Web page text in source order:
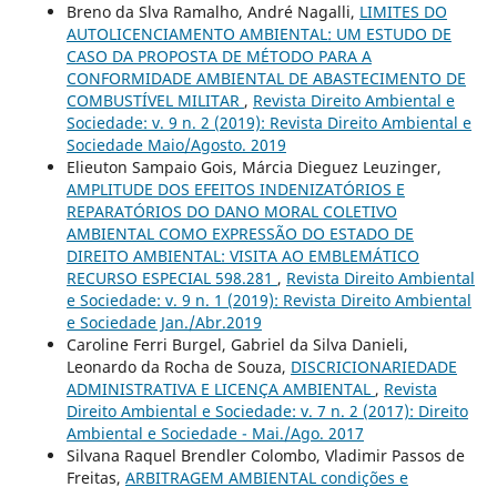
Breno da Slva Ramalho, André Nagalli, LIMITES DO
AUTOLICENCIAMENTO AMBIENTAL: UM ESTUDO DE
CASO DA PROPOSTA DE MÉTODO PARA A
CONFORMIDADE AMBIENTAL DE ABASTECIMENTO DE
COMBUSTÍVEL MILITAR , Revista Direito Ambiental e
Sociedade: v. 9 n. 2 (2019): Revista Direito Ambiental e
Sociedade Maio/Agosto. 2019
Elieuton Sampaio Gois, Márcia Dieguez Leuzinger,
AMPLITUDE DOS EFEITOS INDENIZATÓRIOS E
REPARATÓRIOS DO DANO MORAL COLETIVO
AMBIENTAL COMO EXPRESSÃO DO ESTADO DE
DIREITO AMBIENTAL: VISITA AO EMBLEMÁTICO
RECURSO ESPECIAL 598.281 , Revista Direito Ambiental
e Sociedade: v. 9 n. 1 (2019): Revista Direito Ambiental
e Sociedade Jan./Abr.2019
Caroline Ferri Burgel, Gabriel da Silva Danieli,
Leonardo da Rocha de Souza, DISCRICIONARIEDADE
ADMINISTRATIVA E LICENÇA AMBIENTAL , Revista
Direito Ambiental e Sociedade: v. 7 n. 2 (2017): Direito
Ambiental e Sociedade - Mai./Ago. 2017
Silvana Raquel Brendler Colombo, Vladimir Passos de
Freitas, ARBITRAGEM AMBIENTAL condições e